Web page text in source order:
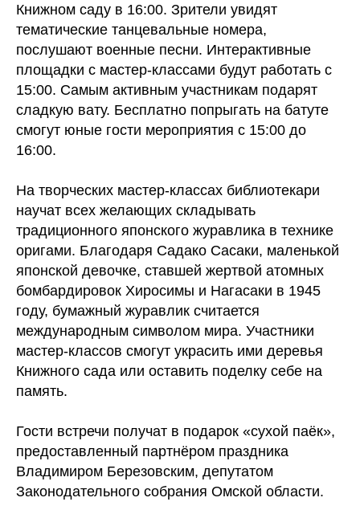
Книжном саду в 16:00. Зрители увидят
тематические танцевальные номера,
послушают военные песни. Интерактивные
площадки с мастер-классами будут работать с
15:00. Самым активным участникам подарят
сладкую вату. Бесплатно попрыгать на батуте
смогут юные гости мероприятия с 15:00 до
16:00.
На творческих мастер-классах библиотекари
научат всех желающих складывать
традиционного японского журавлика в технике
оригами. Благодаря Садако Сасаки, маленькой
японской девочке, ставшей жертвой атомных
бомбардировок Хиросимы и Нагасаки в 1945
году, бумажный журавлик считается
международным символом мира. Участники
мастер-классов смогут украсить ими деревья
Книжного сада или оставить поделку себе на
память.
Гости встречи получат в подарок «сухой паёк»,
предоставленный партнёром праздника
Владимиром Березовским, депутатом
Законодательного собрания Омской области.